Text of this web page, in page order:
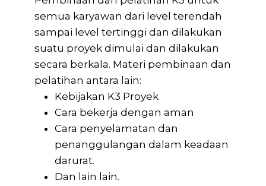
semua karyawan dari level terendah
sampai level tertinggi dan dilakukan
suatu proyek dimulai dan dilakukan
secara berkala. Materi pembinaan dan
pelatihan antara lain:
Kebijakan K3 Proyek
Cara bekerja dengan aman
Cara penyelamatan dan
penanggulangan dalam keadaan
darurat.
Dan lain lain.